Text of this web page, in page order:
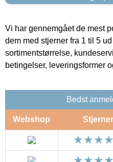
Vi har gennemgået de mest
dem med stjerner fra 1 til 5
sortimentstørrelse,
betingelser, leveringsformer
Bedst
Webshop Stjerner